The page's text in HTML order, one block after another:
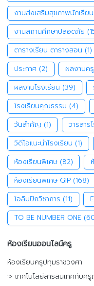
งานส่งเสริมสุขภาพนักเรียน
งานสถานศึกษาปลอดภัย
ตารางเรียน ตารางสอน (1)
ประกาศ (2) ผลงานครู
ผลงานโรงเรียน (39)
โรงเรียนคุณธรรม (4)
วันสำคัญ (1) วารสาร
วิดีโอแนะนำโรงเรียน (1)
ห้องเรียนพิเศษ (82)
ห้องเรียนพิเศษ GIP (168)
โอลิมปิกวิชาการ (11)
TO BE NUMBER ONE
ห้องเรียนออนไลน์ครู
ห้องเรียนครูปทุมราชวงศา
:> เทคโนโลยีสารสนเทศกับครู